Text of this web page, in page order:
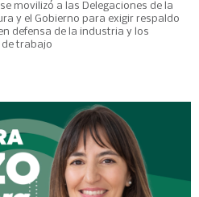
se movilizó a las Delegaciones de la
y el Gobierno para exigir respaldo
defensa de la industria y los
trabajo